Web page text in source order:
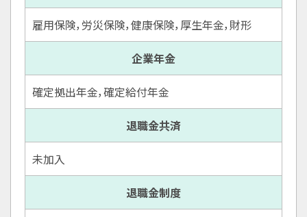
雇用保険，労災保険，健康保険，厚生年金，財形
企業年金
確定拠出年金，確定給付年金
退職金共済
未加入
退職金制度